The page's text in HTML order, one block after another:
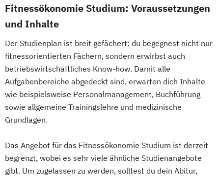
Psychosoziale Beratung in Sozialer Arbeit
Soziale Arbeit
Soziale Arbeit Präsenzstudium
Sozialmanagement
Fitnessökonomie Studium: Voraussetzungen
und Inhalte
Der Studienplan ist breit gefächert: du begegnest nicht nur
fitnessorientierten Fächern, sondern erwirbst auch
betriebswirtschaftliches Know-how. Damit alle
Aufgabenbereiche abgedeckt sind, erwarten dich Inhalte
wie beispielsweise Personalmanagement, Buchführung
sowie allgemeine Trainingslehre und medizinische
Grundlagen.
Das Angebot für das Fitnessökonomie Studium ist derzeit
begrenzt, wobei es sehr viele ähnliche Studienangebote
gibt. Um zugelassen zu werden, solltest du dein Abitur,